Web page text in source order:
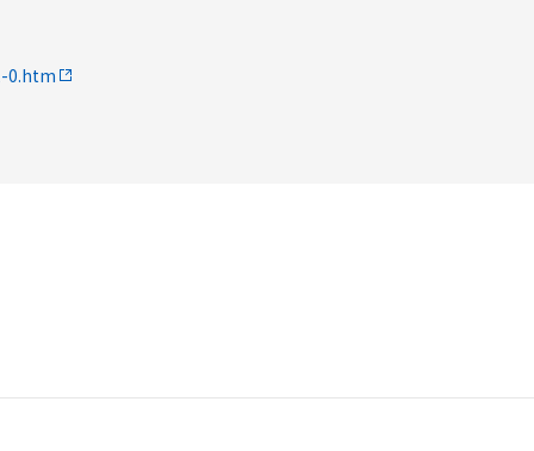
0.htm